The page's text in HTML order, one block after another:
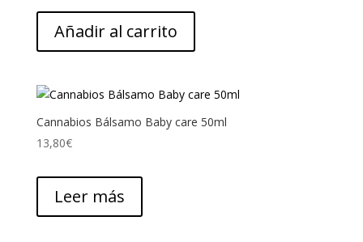
Añadir al carrito
Cannabios Bálsamo Baby care 50ml
13,80€
Leer más